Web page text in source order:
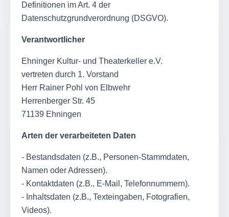
Definitionen im Art. 4 der
Datenschutzgrundverordnung (DSGVO).
Verantwortlicher
Ehninger Kultur- und Theaterkeller e.V.
vertreten durch 1. Vorstand
Herr Rainer Pohl von Elbwehr
Herrenberger Str. 45
71139 Ehningen
Arten der verarbeiteten Daten
- Bestandsdaten (z.B., Personen-Stammdaten,
Namen oder Adressen).
- Kontaktdaten (z.B., E-Mail, Telefonnummern).
- Inhaltsdaten (z.B., Texteingaben, Fotografien,
Videos).